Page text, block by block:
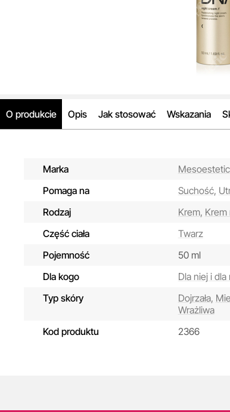
O produkcie Opis Jak stosować Wskazania
Marka
Mesoestetic
Pomaga na
Suchość,
Rodzaj
Krem, Krem
Część ciała
Twarz
Pojemność
50 ml
Dla kogo
Dla niej i dla
Typ skóry
Dojrzała,
Wrażliwa
Kod produktu
2366